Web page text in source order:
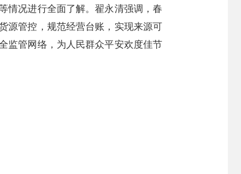
情况进行全面了解。翟永清强调，春
源管控，规范经营台账，实现来源可
监管网络，为人民群众平安欢度佳节